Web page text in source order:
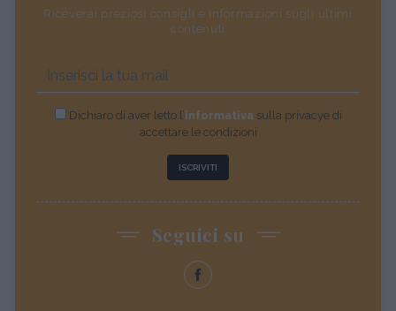
Riceverai preziosi consigli e informazioni sugli ultimi
contenuti
Dichiaro di aver letto l’informativa sulla privacye di
accettare le condizioni
ISCRIVITI
Seguici su